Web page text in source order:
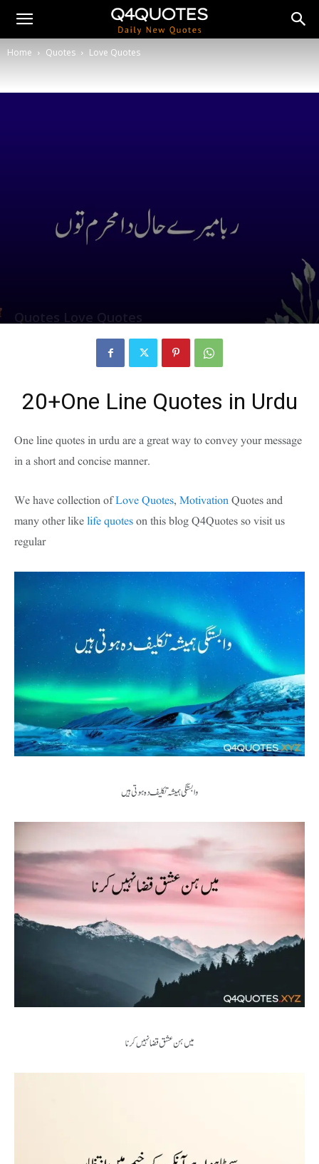
Home Quotes Love Quotes
Quotes Love Quotes
One Line Quotes in Urdu
October 6, 2022 586 0
20+One Line Quotes in Urdu
One line quotes in urdu are a great way to convey your message
in a short and concise manner.
We have collection ofLove Quotes, MotivationQuotes and
many other likelife quoteson this blog Q4Quotes so visit us
regular
وابستگی ہمیشہ تکلیف دہ ہوتی ہیں
میں ہن عشق قضا نہیں کرنا